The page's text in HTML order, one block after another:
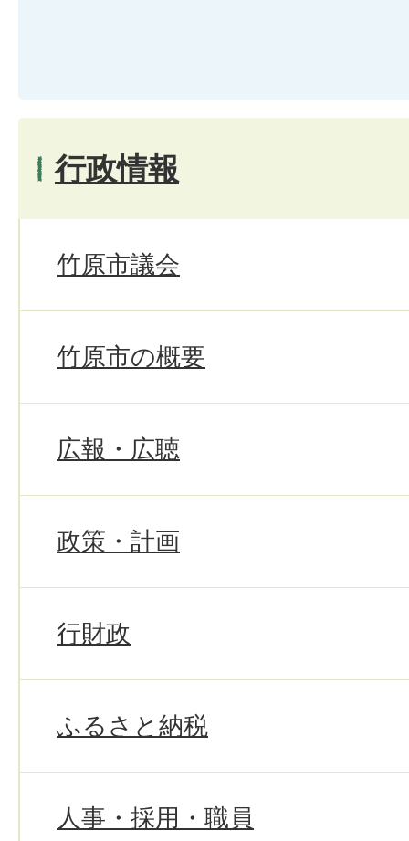
行政情報
竹原市議会
竹原市の概要
広報・広聴
政策・計画
行財政
ふるさと納税
人事・採用・職員